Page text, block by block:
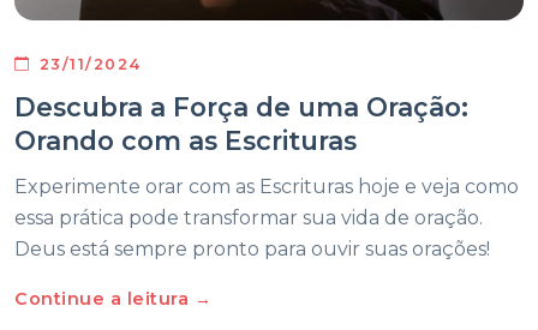
23/11/2024
Descubra a Força de uma Oração:
Orando com as Escrituras
Experimente orar com as Escrituras hoje e veja como
essa prática pode transformar sua vida de oração.
Deus está sempre pronto para ouvir suas orações!
Continue a leitura →